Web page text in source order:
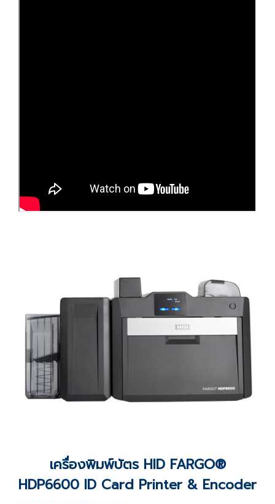
เครื่องพิมพ์บัตร HID FARGO®
HDP6600 ID Card Printer & Encoder